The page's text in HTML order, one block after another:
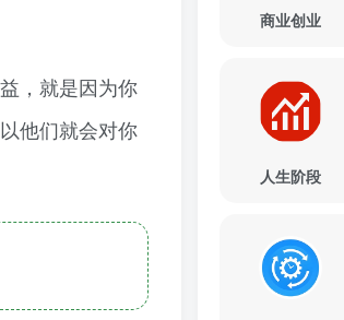
，就是因为你
他们就会对你
商业创业
人生阶段